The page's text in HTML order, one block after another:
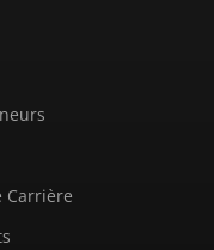
Carrière